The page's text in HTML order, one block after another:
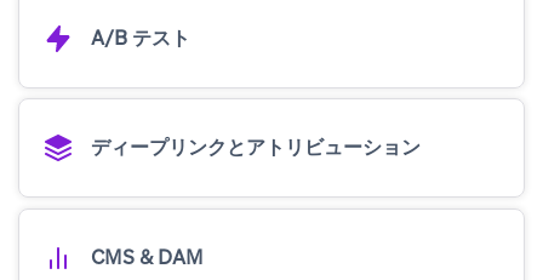
A/B テスト
ディープリンクとアトリビューション
CMS & DAM